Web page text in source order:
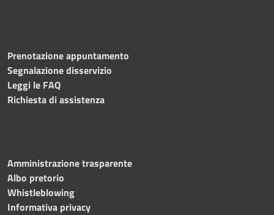
Prenotazione appuntamento
Segnalazione disservizio
Leggi le FAQ
Richiesta di assistenza
Amministrazione trasparente
Albo pretorio
Whistleblowing
Informativa privacy